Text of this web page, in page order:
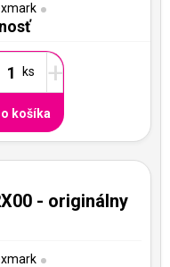
+
košíka
- originálny